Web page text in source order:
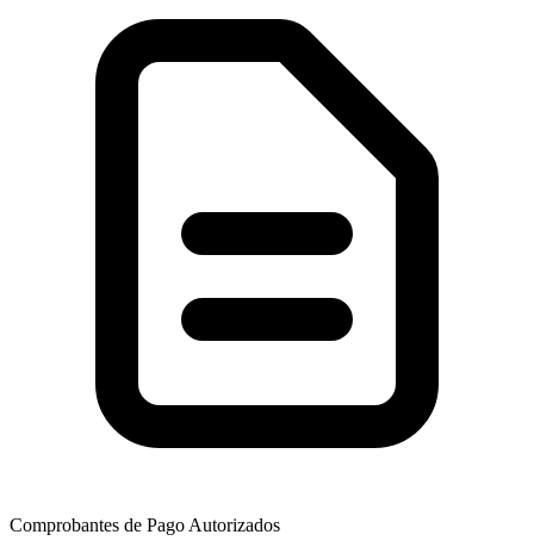
Comprobantes de Pago Autorizados